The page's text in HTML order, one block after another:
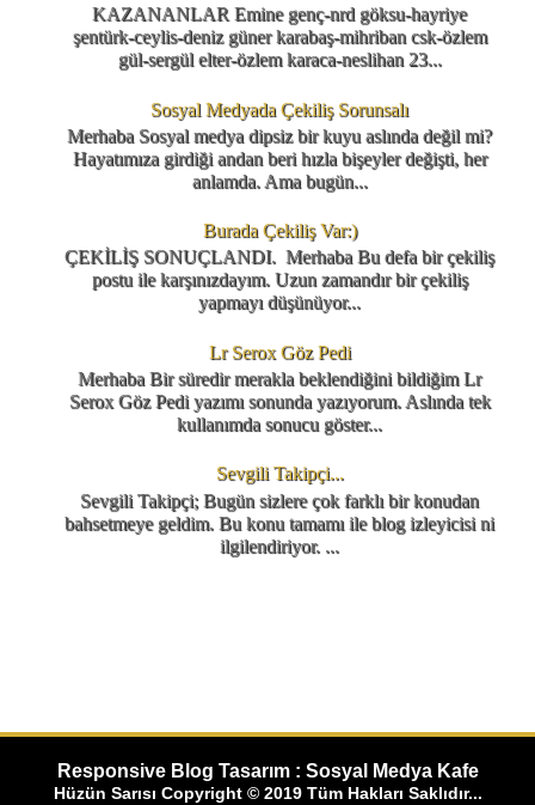
KAZANANLAR Emine genç-nrd göksu-hayriye
şentürk-ceylis-deniz güner karabaş-mihriban csk-özlem
gül-sergül elter-özlem karaca-neslihan 23...
Sosyal Medyada Çekiliş Sorunsalı
Merhaba Sosyal medya dipsiz bir kuyu aslında değil mi?
Hayatımıza girdiği andan beri hızla bişeyler değişti, her
anlamda. Ama bugün...
Burada Çekiliş Var:)
ÇEKİLİŞ SONUÇLANDI. Merhaba Bu defa bir çekiliş
postu ile karşınızdayım. Uzun zamandır bir çekiliş
yapmayı düşünüyor...
Lr Serox Göz Pedi
Merhaba Bir süredir merakla beklendiğini bildiğim Lr
Serox Göz Pedi yazımı sonunda yazıyorum. Aslında tek
kullanımda sonucu göster...
Sevgili Takipçi...
Sevgili Takipçi; Bugün sizlere çok farklı bir konudan
bahsetmeye geldim. Bu konu tamamı ile blog izleyicisi ni
ilgilendiriyor. ...
Responsive Blog Tasarım : Sosyal Medya Kafe
Hüzün Sarısı Copyright © 2019 Tüm Hakları Saklıdır...